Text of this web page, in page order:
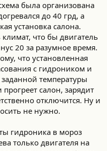
была организована
до 40 грд, а
установка салона.
что бы двигатель
20 за разумное время.
что установленная
с гидроником и
температуры
салон, зарядит
отключится. Ну и
не нужно.
гидроника в мороз
только двигателя на